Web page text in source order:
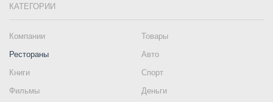
КАТЕГОРИИ
Компании
Товары
Рестораны
Авто
Книги
Спорт
Фильмы
Деньги